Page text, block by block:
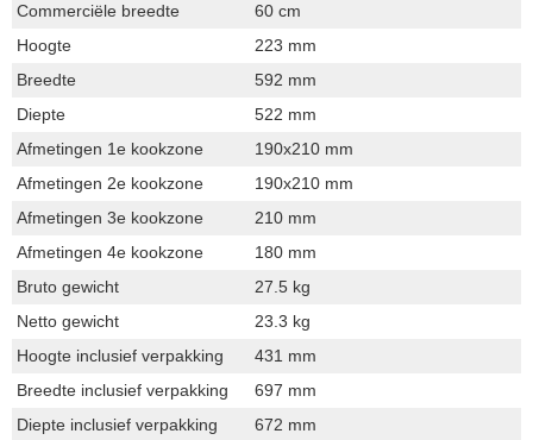
Commerciële breedte
60 cm
Hoogte
223 mm
Breedte
592 mm
Diepte
522 mm
Afmetingen 1e kookzone
190x210 mm
Afmetingen 2e kookzone
190x210 mm
Afmetingen 3e kookzone
210 mm
Afmetingen 4e kookzone
180 mm
Bruto gewicht
27.5 kg
Netto gewicht
23.3 kg
Hoogte inclusief verpakking
431 mm
Breedte inclusief verpakking
697 mm
Diepte inclusief verpakking
672 mm